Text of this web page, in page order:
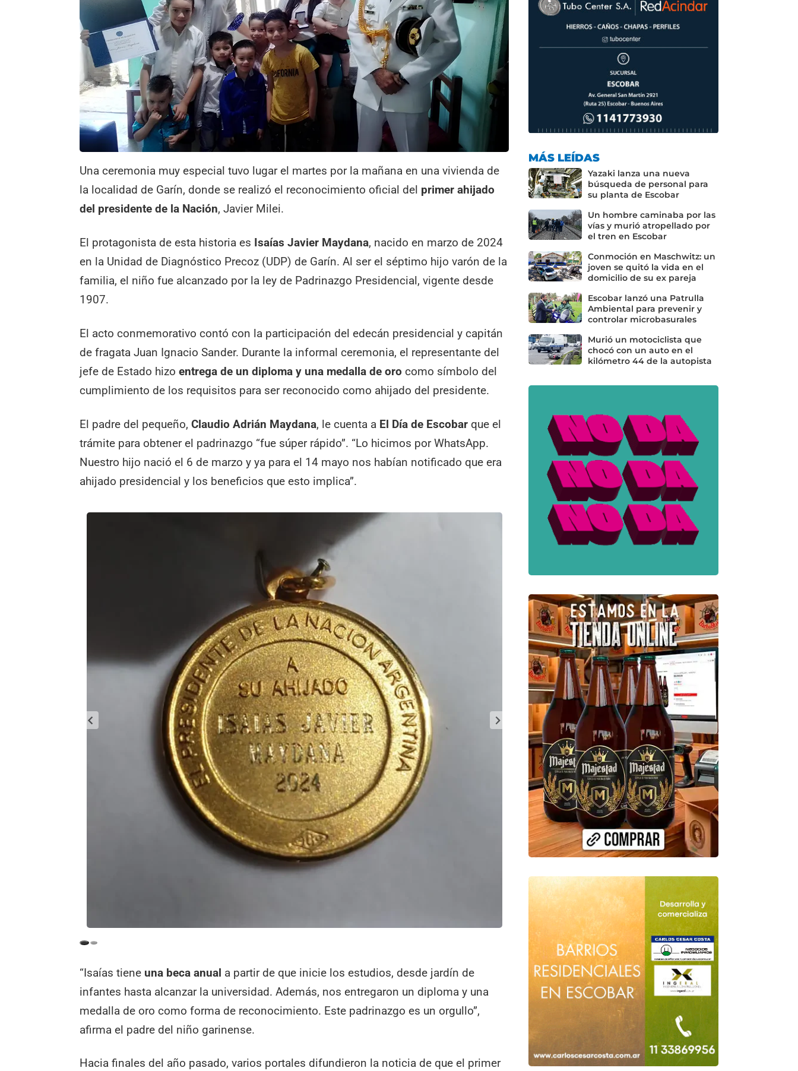
Una ceremonia muy especial tuvo lugar el martes por la mañana en una vivienda de
la localidad de Garín, donde se realizó el reconocimiento oficial del primer ahijado
del presidente de la Nación, Javier Milei.
El protagonista de esta historia es Isaías Javier Maydana, nacido en marzo de 2024
en la Unidad de Diagnóstico Precoz (UDP) de Garín. Al ser el séptimo hijo varón de la
familia, el niño fue alcanzado por la ley de Padrinazgo Presidencial, vigente desde
1907.
El acto conmemorativo contó con la participación del edecán presidencial y capitán
de fragata Juan Ignacio Sander. Durante la informal ceremonia, el representante del
jefe de Estado hizoentrega de un diploma y una medalla de oro como símbolo del
cumplimiento de los requisitos para ser reconocido como ahijado del presidente.
El padre del pequeño,Claudio Adrián Maydana, le cuenta a El Día de Escobar que el
trámite para obtener el padrinazgo “fue súper rápido”. “Lo hicimos por WhatsApp.
Nuestro hijo nació el 6 de marzo y ya para el 14 mayo nos habían notificado que era
ahijado presidencial y los beneficios que esto implica”.
“Isaías tiene una beca anual a partir de que inicie los estudios, desde jardín de
infantes hasta alcanzar la universidad. Además, nos entregaron un diploma y una
medalla de oro como forma de reconocimiento. Este padrinazgo es un orgullo”,
afirma el padre del niño garinense.
Hacia finales del año pasado, varios portales difundieron la noticia de que el primer
MÁS LEÍDAS
Yazaki lanza una nueva
búsqueda de personal para
su planta de Escobar
Un hombre caminaba por las
vías y murió atropellado por
el tren en Escobar
Conmoción en Maschwitz: un
joven se quitó la vida en el
domicilio de su ex pareja
Escobar lanzó una Patrulla
Ambiental para prevenir y
controlar microbasurales
Murió un motociclista que
chocó con un auto en el
kilómetro 44 de la autopista